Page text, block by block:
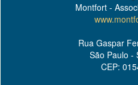
Montfort -
Rua Gaspar
São Paulo -
CEP: